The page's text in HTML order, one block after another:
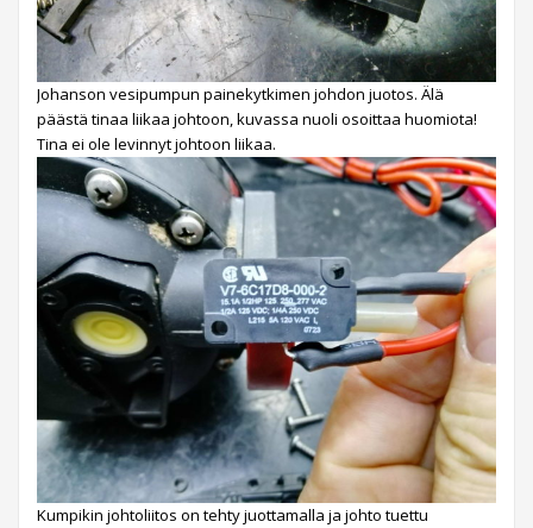
Johanson vesipumpun painekytkimen johdon juotos. Älä
päästä tinaa liikaa johtoon, kuvassa nuoli osoittaa huomiota!
Tina ei ole levinnyt johtoon liikaa.
Kumpikin johtoliitos on tehty juottamalla ja johto tuettu